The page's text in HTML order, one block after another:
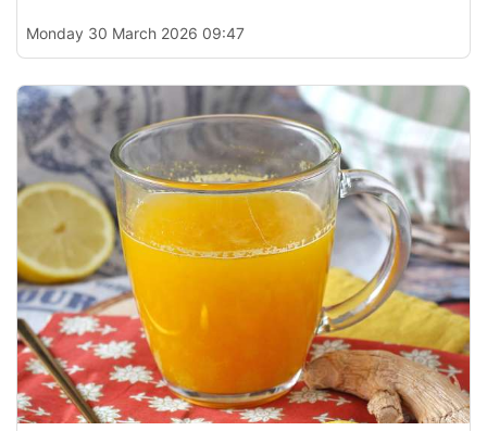
Monday 30 March 2026 09:47